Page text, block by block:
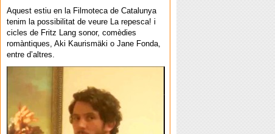
Aquest estiu en la Filmoteca de Catalunya
tenim la possibilitat de veure La repesca! i
cicles de Fritz Lang sonor, comèdies
romàntiques, Aki Kaurismäki o Jane Fonda,
entre d’altres.